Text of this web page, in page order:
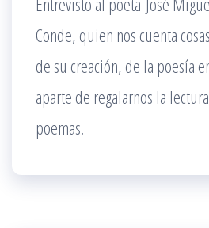
Conde, quien nos cuenta
de su creación, de la poesía
aparte de regalarnos la
poemas.